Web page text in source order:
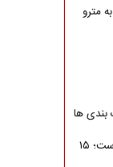
مترو
بندی ها
اصابتی در قشم و بندرعباس گزارش نشده است؛ ۱۵